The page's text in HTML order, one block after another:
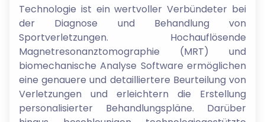
Technologie ist ein wertvoller Verbündeter bei
der Diagnose und Behandlung von
Sportverletzungen. Hochauflösende
Magnetresonanztomographie (MRT) und
biomechanische Analyse Software ermöglichen
eine genauere und detailliertere Beurteilung von
Verletzungen und erleichtern die Erstellung
personalisierter Behandlungspläne. Darüber